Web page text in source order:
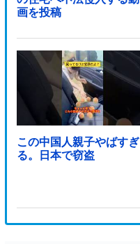
画を投稿
この中国人親子やばすぎ
る。日本で窃盗